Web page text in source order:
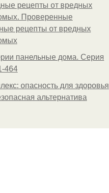
рецепты от вредных
Проверенные
рецепты от вредных
панельные дома. Серия
464
опасность для здоровья
альтернатива